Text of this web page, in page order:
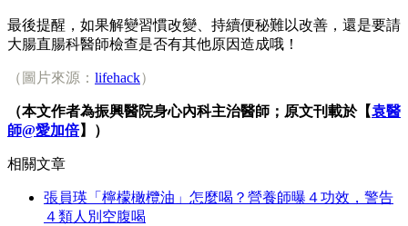
最後提醒，如果解變習慣改變、持續便秘難以改善，還是要請
大腸直腸科醫師檢查是否有其他原因造成哦！
（圖片來源： lifehack）
（本文作者為振興醫院身心內科主治醫師；原文刊載於【袁醫
師@愛加倍】）
相關文章
張員瑛「檸檬橄欖油」怎麼喝？營養師曝４功效，警告
４類人別空腹喝